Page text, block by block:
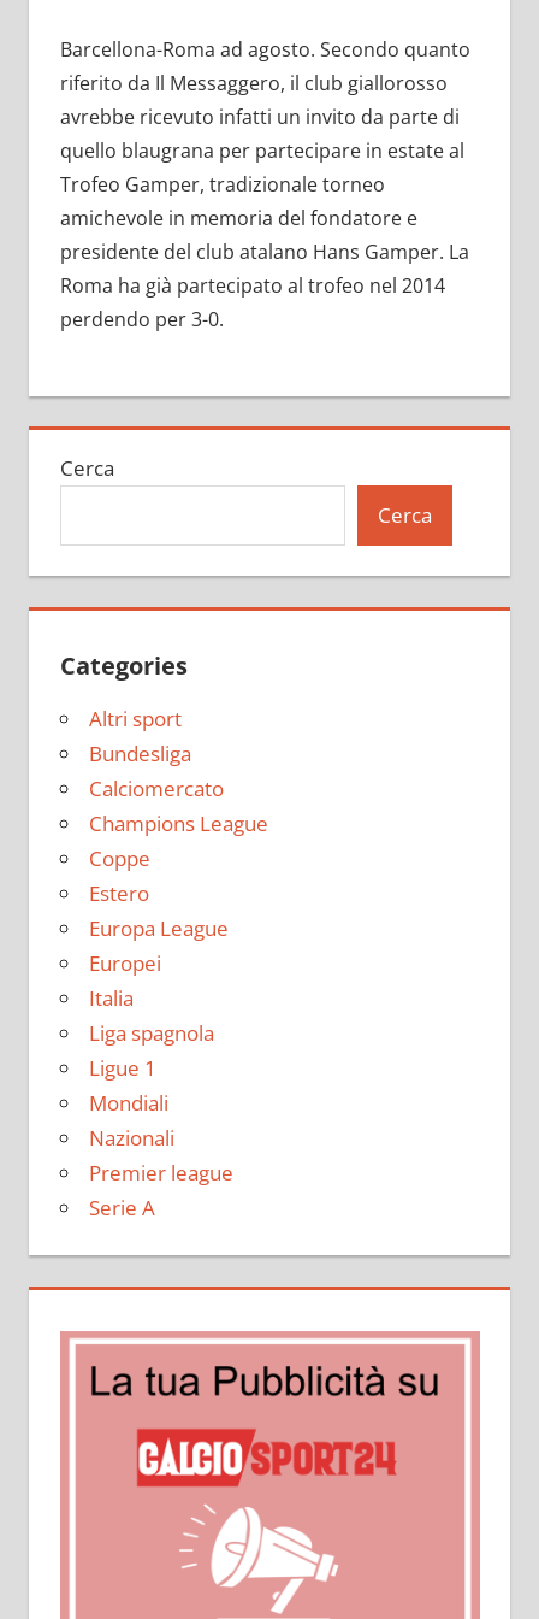
Barcellona-Roma ad agosto. Secondo quanto
riferito da Il Messaggero, il club giallorosso
avrebbe ricevuto infatti un invito da parte di
quello blaugrana per partecipare in estate al
Trofeo Gamper, tradizionale torneo
amichevole in memoria del fondatore e
presidente del club atalano Hans Gamper. La
Roma ha già partecipato al trofeo nel 2014
perdendo per 3-0.
Cerca
Cerca
Categories
Altri sport
Bundesliga
Calciomercato
Champions League
Coppe
Estero
Europa League
Europei
Italia
Liga spagnola
Ligue 1
Mondiali
Nazionali
Premier league
Serie A